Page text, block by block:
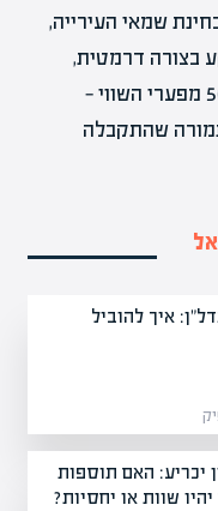
מבחינת שמאי העירייה,
בצורה דרמטית,
ומכיוון שהיטל ההשבחה עומד על 50% מפערי השווי —
שהתקבלה
איך להוביל
יכריע: האם תוספות
שוות או יחסיות?